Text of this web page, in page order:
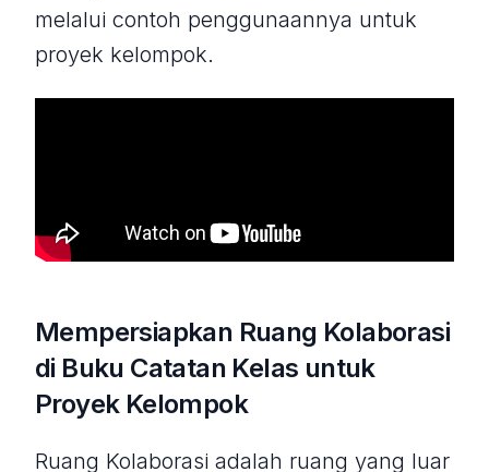
melalui contoh penggunaannya untuk
proyek kelompok.
Mempersiapkan Ruang Kolaborasi
di Buku Catatan Kelas untuk
Proyek Kelompok
Ruang Kolaborasi adalah ruang yang luar